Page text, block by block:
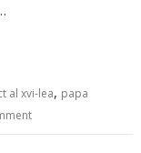
al xvi-lea, papa